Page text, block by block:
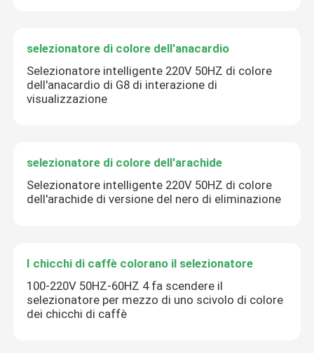
selezionatore di colore dell'anacardio
Selezionatore intelligente 220V 50HZ di colore
dell'anacardio di G8 di interazione di
visualizzazione
selezionatore di colore dell'arachide
Selezionatore intelligente 220V 50HZ di colore
dell'arachide di versione del nero di eliminazione
I chicchi di caffè colorano il selezionatore
100-220V 50HZ-60HZ 4 fa scendere il
selezionatore per mezzo di uno scivolo di colore
dei chicchi di caffè